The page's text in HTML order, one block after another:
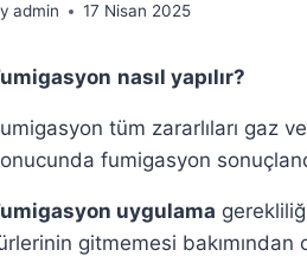
admin 17 Nisan 2025
nasıl yapılır?
tüm zararlıları gaz
fumigasyon
uygulama
gitmemesi bakımından